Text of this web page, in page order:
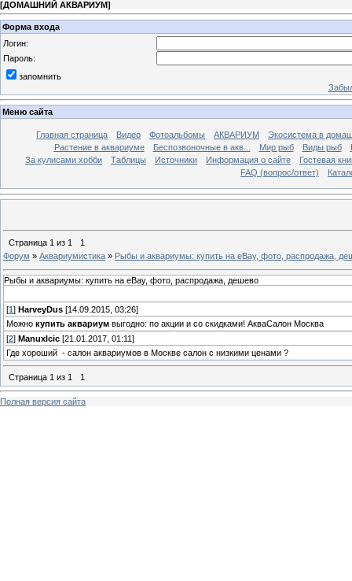
[ДОМАШНИЙ АКВАРИУМ]
Форма входа
Логин:
Пароль:
запомнить
Меню сайта
Главная страница Видео Фотоальбомы АКВАРИУМ
Экосистема в
Растение в аквариуме
Беспозвоночные в акв... Мир рыб Виды рыб
За кулисами хобби
Таблицы Источники Информация о сайте
Гостевая
FAQ (вопрос/ответ)
Страница 1 из 1
1
Форум » Аквариумистика » Рыбы и аквариумы: купить на eBay, фото, распродажа,
Рыбы и аквариумы: купить на eBay, фото, распродажа, дешево
[1 ] HarveyDus [14.09.2015, 03:26]
Можно купить аквариум выгодно: по акции и со скидками! АкваСалон Москва
[2] Manuxlcic [21.01.2017, 01:11]
Где хороший - салон аквариумов в Москве салон с низкими ценами ?
Страница 1 из 1 1
Полная версия сайта